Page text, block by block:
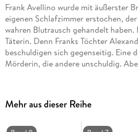
Frank Avellino wurde mit äußerster
eigenen Schlafzimmer erstochen,
wahren Blutrausch gehandelt haben.
Täterin. Denn Franks Töchter
beschuldigen sich gegenseitig. Eine
Mörderin, die andere unschuldig.
Wahrheit im Trubel um diesen
Denn der Ermordete war nicht nur
von New York. Es gibt auch ein
Mehr aus dieser Reihe